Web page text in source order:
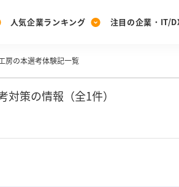
[27卒] 本選考体験
人気企業ランキング
見る
みんなのDX企業就
注目の企業・IT/
集
房の本選考体験記一覧
策の情報（全1件）